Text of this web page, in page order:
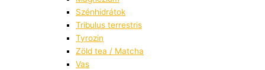
Szénhidrátok
Tribulus terrestris
Tyrozin
Zöld tea / Matcha
Vas